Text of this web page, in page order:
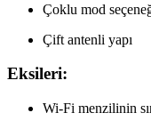
Çoklu mod
Çift antenli yapı
Eksileri:
Wi-Fi menzilinin